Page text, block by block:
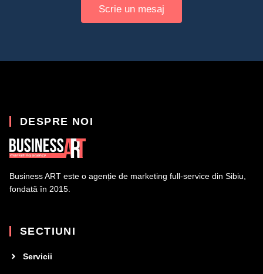
Scrie un mesaj
DESPRE NOI
Business ART este o agenție de marketing full-service din Sibiu,
fondată în 2015.
SECTIUNI
Servicii